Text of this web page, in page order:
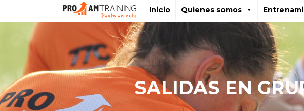
Inicio Quienes somos
SALIDAS EN